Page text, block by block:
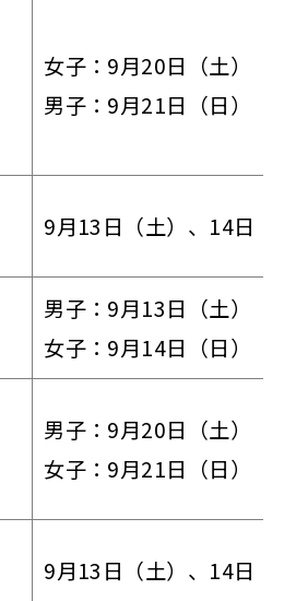
女子：9月20日（土）
男子：9月21日（日）
9月13日（土）、14日（
男子：9月13日（土）
女子：9月14日（日）（
男子：9月20日（土）
女子：9月21日（日）
9月13日（土）、14日（